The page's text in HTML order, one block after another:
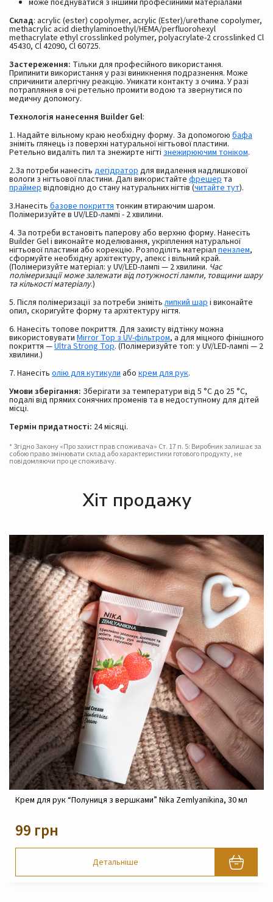
може поєднуватися з іншими професійними матеріалами
Склад: acrylic (ester) copolymer, acrylic (Ester)/urethane copolymer,
methacrylic acid diethylaminoethyl/HEMA/perfluorohexyl
methacrylate ethyl crosslinked polymer, polyacrylate-2 crosslinked Cl
45430, Cl 42090, Cl 60725.
Застереження: Тільки для професійного використання.
Припинити використання у разі виникнення подразнення. Може
спричинити алергічну реакцію. Уникати контакту з очима. У разі
потрапляння в очі ретельно промити водою та звернутися по
медичну допомогу.
Технологія нанесення Builder Gel:
1. Надайте вільному краю необхідну форму. За допомогою бафа
зніміть глянець із поверхні натуральної нігтьової пластини.
Ретельно видаліть пил та знежирте нігті знежирюючим тоніком.
2.За потреби нанесіть дегідратордля видалення надлишкової
вологи з нігтьової пластини. Далі використайте фрешерта
праймервідповідно до стану натуральних нігтів (читайте тут).
3.Нанесіть базове покриттятонким втираючим шаром.
Полімеризуйте в UV/LED-лампі - 2 хвилини.
4. За потреби встановіть паперову або верхню форму. Нанесіть
Builder Gel і виконайте моделювання, укріплення натуральної
нігтьової пластини або корекцію. Розподіліть матеріал пензлем,
сформуйте необхідну архітектуру, апекс і вільний край.
(Полімеризуйте матеріал: у UV/LED-лампі — 2 хвилини. Час
полімеризації може залежати від потужності лампи, товщини шару
та кількості матеріалу.)
5. Після полімеризації за потреби зніміть липкий шарі виконайте
опил, скоригуйте форму та архітектуру нігтя.
6. Нанесіть топове покриття. Для захисту відтінку можна
використовувати Mirror Top з UV-фільтром, а для міцного фінішного
покриття —Ultra Strong Top. (Полімеризуйте топ: у UV/LED-лампі — 2
хвилини.)
7. Нанесіть олію для кутикули або крем для рук.
Умови зберігання: Зберігати за температури від 5 °C до 25 °C,
подалі від прямих сонячних променів та в недоступному для дітей
місці.
Термін придатності: 24 місяці.
* Згідно Закону «Про захист прав споживача» Ст. 17 п. 5: Виробник залишає за
собою право змінювати склад або характеристики готового продукту, не
повідомляючи про це споживачу.
Хіт продажу
Крем для рук “Полуниця з вершками” Nika Zemlyanikina, 30 мл
99 грн
Детальніше